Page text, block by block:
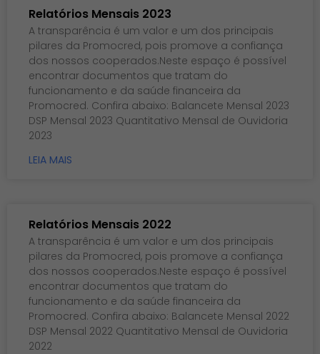
Relatórios Mensais 2023
A transparência é um valor e um dos principais
pilares da Promocred, pois promove a confiança
dos nossos cooperados.Neste espaço é possível
encontrar documentos que tratam do
funcionamento e da saúde financeira da
Promocred. Confira abaixo: Balancete Mensal 2023
DSP Mensal 2023 Quantitativo Mensal de Ouvidoria
2023
LEIA MAIS
Relatórios Mensais 2022
A transparência é um valor e um dos principais
pilares da Promocred, pois promove a confiança
dos nossos cooperados.Neste espaço é possível
encontrar documentos que tratam do
funcionamento e da saúde financeira da
Promocred. Confira abaixo: Balancete Mensal 2022
DSP Mensal 2022 Quantitativo Mensal de Ouvidoria
2022